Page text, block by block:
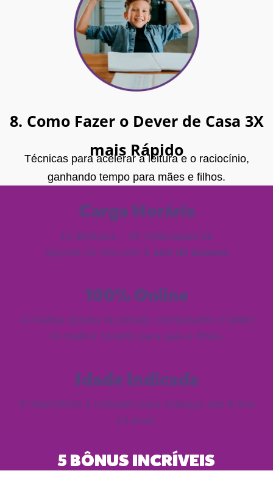
8. Como Fazer o Dever de Casa 3X
mais Rápido
Técnicas para acelerar a leitura e o raciocínio,
ganhando tempo para mães e filhos.
Carga Horária
15 Módulos – 50 Videoaulas de
apenas 15 min com 1 ano de acesso
100% Online
A criança estuda no celular, computador e tablet
no melhor horário para pais e filhos.
Idade Indicada
O MemoKids é indicado para crianças dos 8 aos
14 anos.
5 BÔNUS INCRÍVEIS